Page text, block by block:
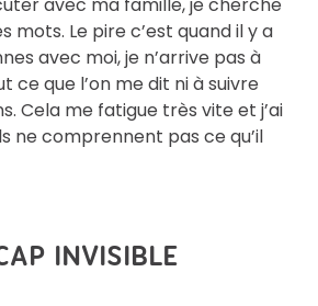
mots. Le pire c’est quand il y a
avec moi, je n’arrive pas à
que l’on me dit ni à suivre
Cela me fatigue très vite et j’ai
ne comprennent pas ce qu’il
INVISIBLE